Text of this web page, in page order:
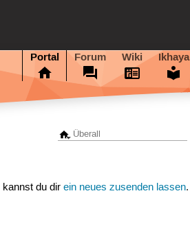
Portal Forum Wiki Ikhaya
kannst du direin neues zusenden lassen.